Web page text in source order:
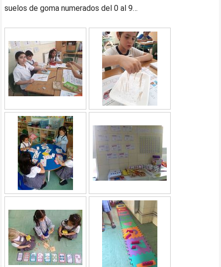
suelos de goma numerados del 0 al 9…